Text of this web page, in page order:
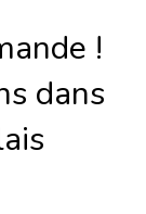
!
dans